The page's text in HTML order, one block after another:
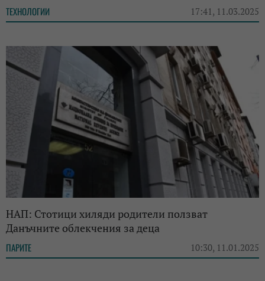
ТЕХНОЛОГИИ 17:41, 11.03.2025
НАП: Стотици хиляди родители ползват
Данъчните облекчения за деца
ПАРИТЕ 10:30, 11.01.2025